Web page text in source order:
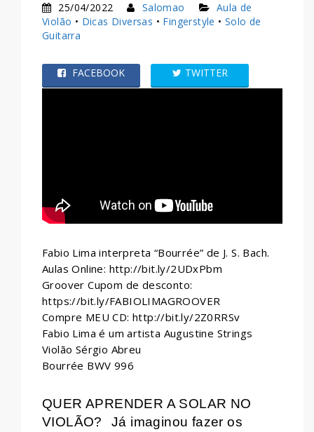
25/04/2022 Salomao
Aula de
Violão • Dicas Diversas • Fingerstyle • Solo de
Guitarra
FACEBOOK TWITTER
Fabio Lima interpreta “Bourrée” de J. S. Bach.
Aulas Online: http://bit.ly/2UDxPbm
Groover Cupom de desconto:
https://bit.ly/FABIOLIMAGROOVER
Compre MEU CD: http://bit.ly/2Z0RRSv
Fabio Lima é um artista Augustine Strings
Violão Sérgio Abreu
Bourrée BWV 996
QUER APRENDER A SOLAR NO
VIOLÃO?
Já imaginou fazer os